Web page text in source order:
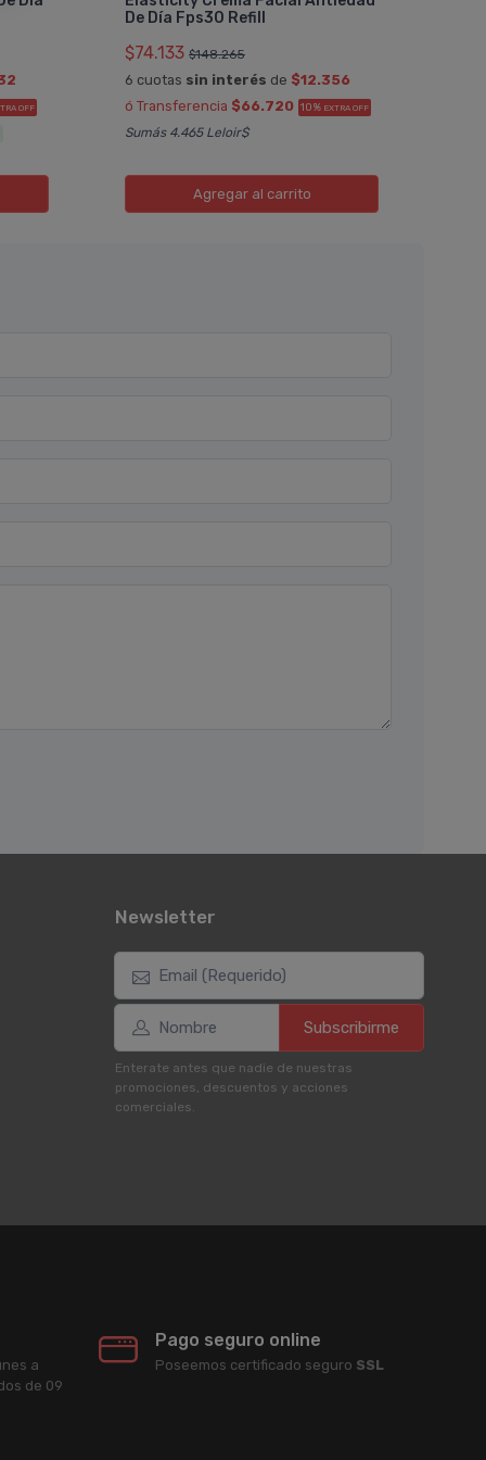
OFF
De Dí­a Fps30 Refill
$74.133 $148.265
6 cuotas sin interés de $12.356
ó Transferencia $66.720 10% EXTRA OFF
Sumás 4.465 Leloir$
Agregaral carrito
Newsletter
Subscribirme
Enterate antes que nadie de nuestras
promociones, descuentos y acciones
comerciales.
a
de 09
Pago seguro online
Poseemos certificado seguro SSL